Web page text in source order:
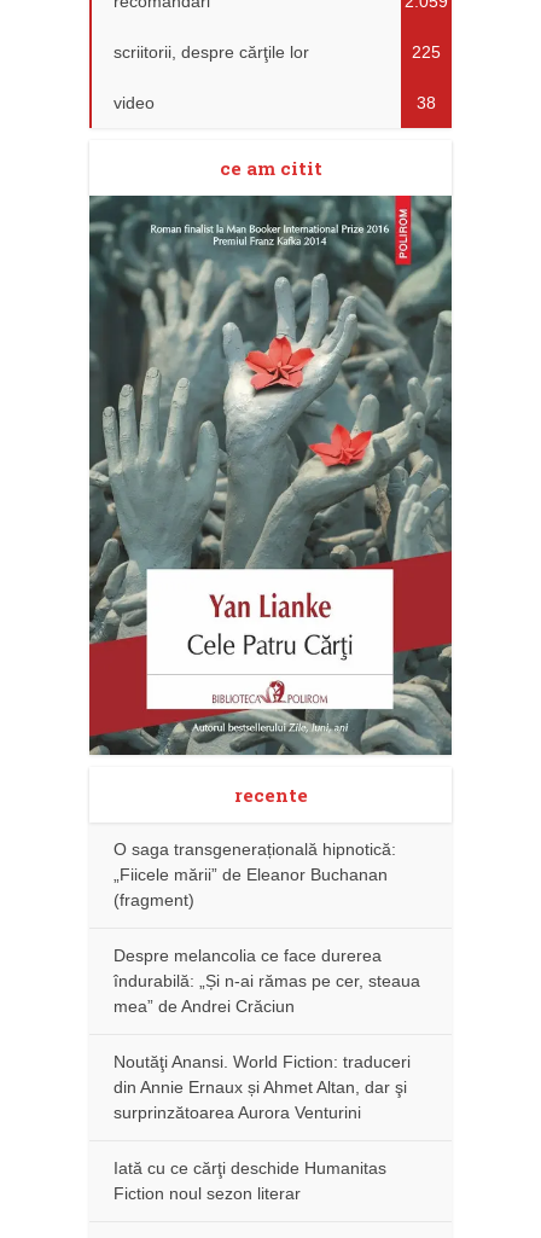
scriitorii, despre cărţile lor 225
video 38
ce am citit
recente
O saga transgenerațională hipnotică:
„Fiicele mării” de Eleanor Buchanan
(fragment)
Despre melancolia ce face durerea
îndurabilă: „Și n-ai rămas pe cer, steaua
mea” de Andrei Crăciun
Noutăţi Anansi. World Fiction: traduceri
din Annie Ernaux și Ahmet Altan, dar şi
surprinzătoarea Aurora Venturini
Iată cu ce cărţi deschide Humanitas
Fiction noul sezon literar